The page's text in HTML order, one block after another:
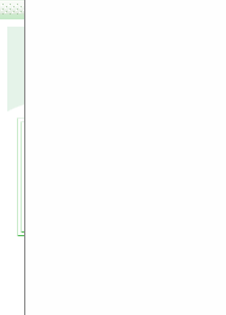
Nokia
анее мы уже писали